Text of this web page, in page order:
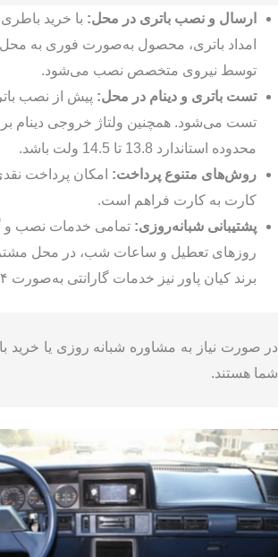
ارسال و نصب باتری در محل: با خرید
امداد باتری، محصول به‌صورت فوری به
توسط نیروی متخصص نصب می‌شود.
تست باتری و دینام در محل: پیش از نصب
تست می‌شود. همچنین ولتاژ خروجی دینام
محدوده استاندارد 13.8 تا 14.5 ولت باشد.
روش‌های متنوع پرداخت: امکان پرداخت
کارت به کارت فراهم است.
پشتیبانی شبانه‌روزی: تمامی خدمات نصب و
روزهای تعطیل و ساعات شب، در محل
برند کیان پاور نیز خدمات گارانتی به‌صورت ۲۴ ساعته ارائه می‌گردد.
در صورت نیاز به مشاوره شبانه روزی یا خرید
شما هستند.